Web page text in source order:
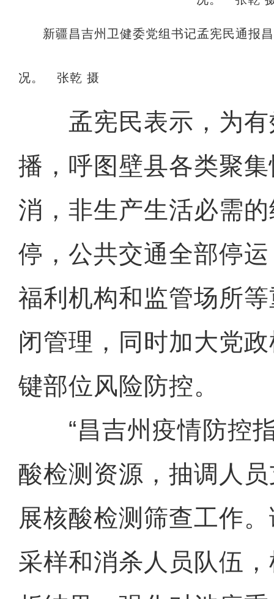
新疆昌吉州卫健委党组书记孟宪民通报
况。 张乾 摄
孟宪民表示，为有
播，呼图壁县各类聚
消，非生产生活必需
停，公共交通全部停
福利机构和监管场所
闭管理，同时加大党
键部位风险防控。
“昌吉州疫情防控指
酸检测资源，抽调人
展核酸检测筛查工作
采样和消杀人员队伍